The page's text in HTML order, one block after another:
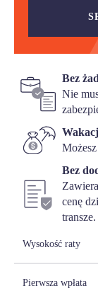
Bez
Nie
Bez
cenę
transze.
Wysokość raty
Pierwsza wpłata